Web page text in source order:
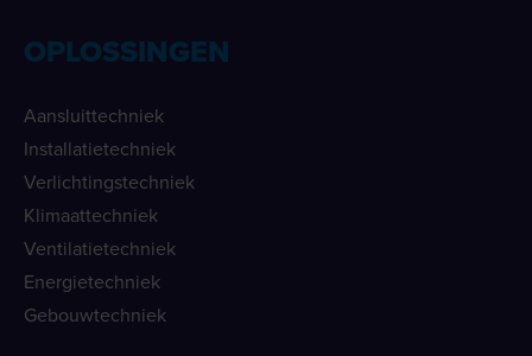
OPLOSSINGEN
Aansluittechniek
Installatietechniek
Verlichtingstechniek
Klimaattechniek
Ventilatietechniek
Energietechniek
Gebouwtechniek